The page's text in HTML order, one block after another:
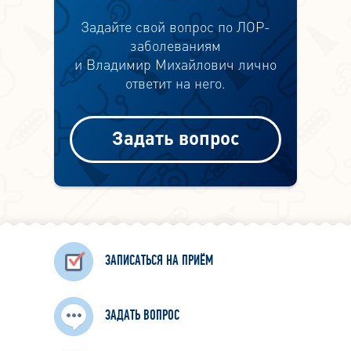
Задайте свой вопрос по ЛОР-
заболеваниям
и Владимир Михайлович лично
ответит на него.
Задать вопрос
ЗАПИСАТЬСЯ НА ПРИЁМ
ЗАДАТЬ ВОПРОС